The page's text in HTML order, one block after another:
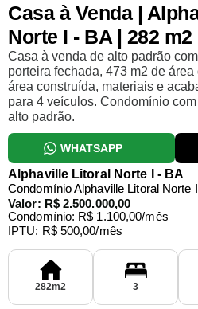
Casa à Venda |
Norte I - BA | 282
Casa à venda de alto padrão
porteira fechada, 473 m2 de
área construída, materiais e
para 4 veículos. Condomínio
alto padrão.
WHATSAPP
Alphaville Litoral Norte I - BA
Condomínio Alphaville Litoral Norte I
Valor: R$ 2.500.000,00
Condomínio: R$ 1.100,00/mês
IPTU: R$ 500,00/mês
282m2 3